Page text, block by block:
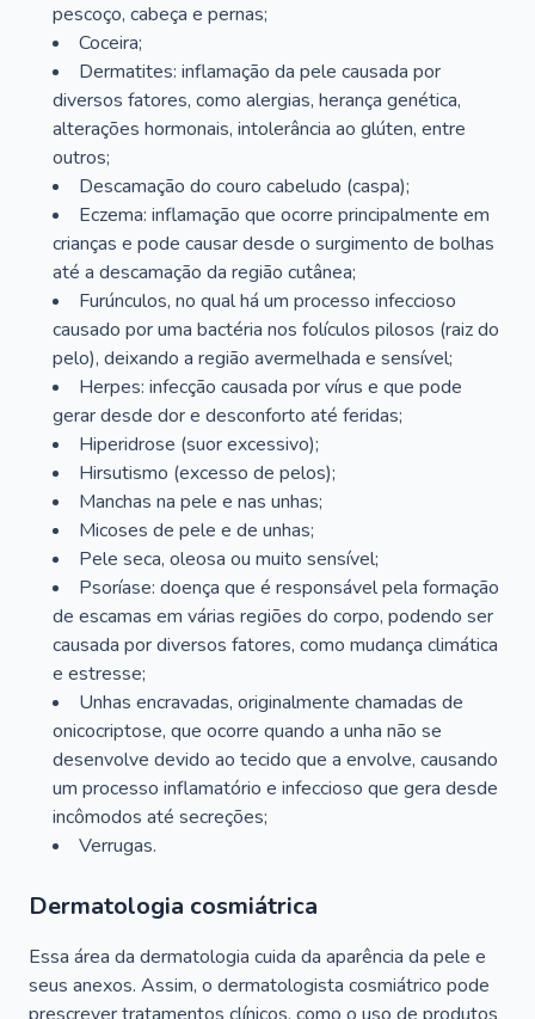
pescoço, cabeça e pernas;
Coceira;
Dermatites: inflamação da pele causada por
diversos fatores, como alergias, herança genética,
alterações hormonais, intolerância ao glúten, entre
outros;
Descamação do couro cabeludo (caspa);
Eczema: inflamação que ocorre principalmente em
crianças e pode causar desde o surgimento de bolhas
até a descamação da região cutânea;
Furúnculos, no qual há um processo infeccioso
causado por uma bactéria nos folículos pilosos (raiz do
pelo), deixando a região avermelhada e sensível;
Herpes: infecção causada por vírus e que pode
gerar desde dor e desconforto até feridas;
Hiperidrose (suor excessivo);
Hirsutismo (excesso de pelos);
Manchas na pele e nas unhas;
Micoses de pele e de unhas;
Pele seca, oleosa ou muito sensível;
Psoríase: doença que é responsável pela formação
de escamas em várias regiões do corpo, podendo ser
causada por diversos fatores, como mudança climática
e estresse;
Unhas encravadas, originalmente chamadas de
onicocriptose, que ocorre quando a unha não se
desenvolve devido ao tecido que a envolve, causando
um processo inflamatório e infeccioso que gera desde
incômodos até secreções;
Verrugas.
Dermatologia cosmiátrica
Essa área da dermatologia cuida da aparência da pele e
seus anexos. Assim, o dermatologista cosmiátrico pode